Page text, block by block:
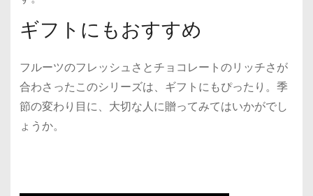
ギフトにもおすすめ
フルーツのフレッシュさとチョコレートのリッチさが
合わさったこのシリーズは、ギフトにもぴったり。季
節の変わり目に、大切な人に贈ってみてはいかがでし
ょうか。